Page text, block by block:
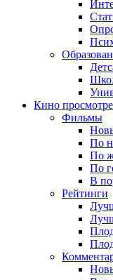
Кино
Фильмы
По
По
По
В
Рейтинги